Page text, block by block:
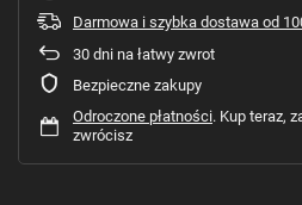
Darmowa i szybka dostawa od
30 dni na łatwy zwrot
Bezpieczne zakupy
Odroczone płatności. Kup teraz,
zwrócisz